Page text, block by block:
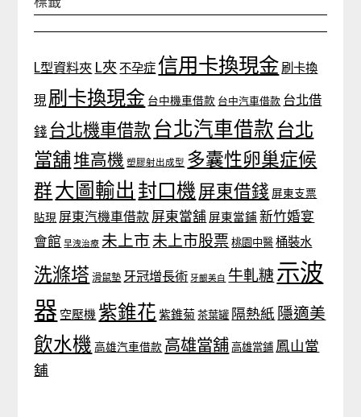
L型資料夾 L夾 不孕症 信用卡換現金 刷卡換
現 刷卡換現金 台中機車借款 台中汽車借款 台北借
錢 台北機車借款 台北汽車借款 台北
當舖堆高機 塑膠射出成型 多囊性卵巢症候
群大圖輸出 封口機 屏東借錢 屏東支票
貼現 屏東汽機車借款 屏東當舖 屏東當鋪 新竹婚宴
會館 早洩治療 未上市 未上市股票 桃園中醫 桶裝水
洗滌塔 滑鼠墊 牙冠增長術 牙齦美白 牛軋糖示波
器 空壓機 紫錐花 紫錐菊 茶葉罐 隔熱紙 隱適美
飲水機 高雄汽車借款 高雄當舖 高雄當鋪 鳳山當
舖